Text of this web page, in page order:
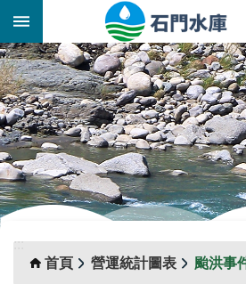
跳到主要內容區塊
:::
:::
首頁
營運統計圖表 颱洪事